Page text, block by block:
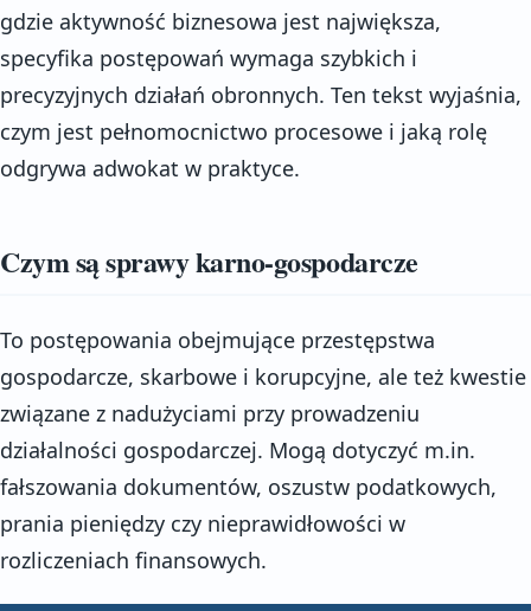
gdzie aktywność biznesowa jest największa,
specyfika postępowań wymaga szybkich i
precyzyjnych działań obronnych. Ten tekst wyjaśnia,
czym jest pełnomocnictwo procesowe i jaką rolę
odgrywa adwokat w praktyce.
Czym są sprawy karno-gospodarcze
To postępowania obejmujące przestępstwa
gospodarcze, skarbowe i korupcyjne, ale też kwestie
związane z nadużyciami przy prowadzeniu
działalności gospodarczej. Mogą dotyczyć m.in.
fałszowania dokumentów, oszustw podatkowych,
prania pieniędzy czy nieprawidłowości w
rozliczeniach finansowych.